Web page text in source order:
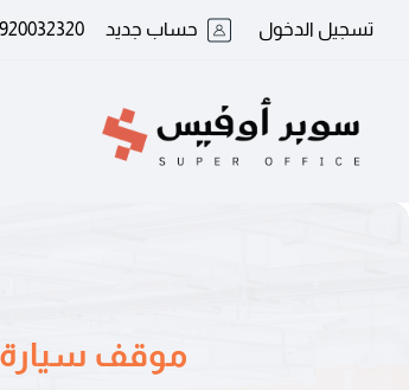
920032320 حساب جديد تسجيل الدخول
موقف سيارة